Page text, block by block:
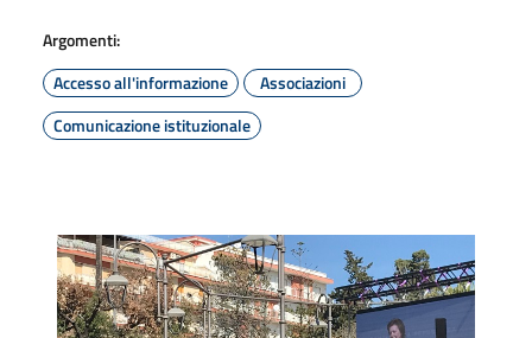
Argomenti:
Accesso all'informazione
Associazioni
Comunicazione istituzionale